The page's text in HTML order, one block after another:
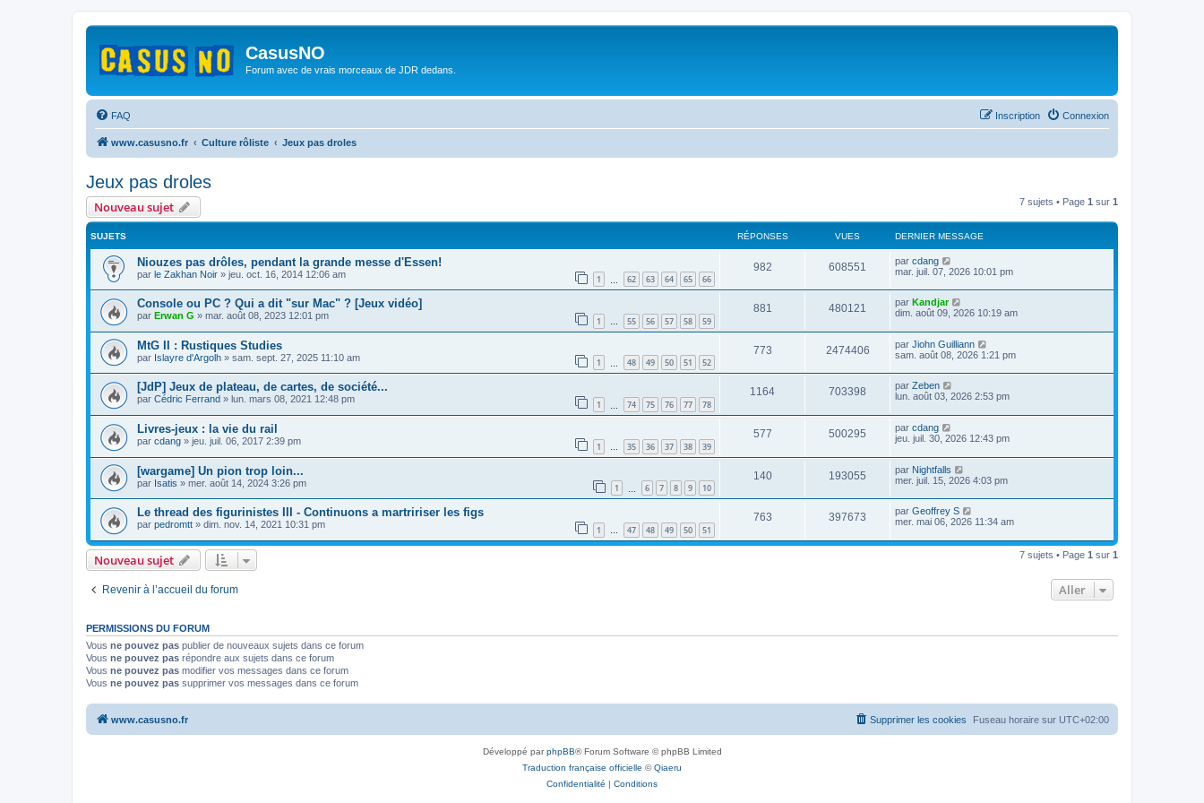
CasusNO
Forum avec de vrais morceaux de JDR dedans.
FAQ Connexion
Inscription
www.casusno.fr Culture rôliste Jeux pas droles
Jeux pas droles
Nouveau sujet 7 sujets • Page 1 sur 1
SUJETS RÉPONSES VUES DERNIER MESSAGE
Niouzes pas drôles, pendant la grande messe d'Essen!
par le Zakhan Noir » jeu. oct. 16, 2014 12:06 am 1 62 63 64 65 66
982 608551 par cdang
mar. juil. 07, 2026 10:01 pm
Console ou PC ? Qui a dit "sur Mac" ? [Jeux vidéo]
par Erwan G » mar. août 08, 2023 12:01 pm 1 … 55 56 57 58 59
881 480121 par Kandjar
dim. août 09, 2026 10:19 am
MtG II : Rustiques Studies
par Islayre d'Argolh » sam. sept. 27, 2025 11:10 am 1 48 49 50 51 52
773 2474406 par Jiohn Guilliann
sam. août 08, 2026 1:21 pm
[JdP] Jeux de plateau, de cartes, de société...
par Cédric Ferrand » lun. mars 08, 2021 12:48 pm 1 74 75 76 77 78
1164 703398 par Zeben
lun. août 03, 2026 2:53 pm
Livres-jeux : la vie du rail
par cdang » jeu. juil. 06, 2017 2:39 pm 1 … 35 36 37 38 39
577 500295 par cdang
jeu. juil. 30, 2026 12:43 pm
[wargame] Un pion trop loin...
par Isatis » mer. août 14, 2024 3:26 pm 1 6 7 8 9 10
140 193055 par Nightfalls
mer. juil. 15, 2026 4:03 pm
Le thread des figurinistes III - Continuons a martririser les figs
par pedromtt » dim. nov. 14, 2021 10:31 pm 1 … 47 48 49 50 51
763 397673 par Geoffrey S
mer. mai 06, 2026 11:34 am
Nouveau sujet 7 sujets • Page 1 sur 1
Revenir à l’accueil du forum Aller
PERMISSIONS DU FORUM
Vous ne pouvez pas publier de nouveaux sujets dans ce forum
Vous ne pouvez pas répondre aux sujets dans ce forum
Vous ne pouvez pas modifier vos messages dans ce forum
Vous ne pouvez pas supprimer vos messages dans ce forum
www.casusno.fr Fuseau horaire sur UTC+02:00
Supprimer les cookies
Développé parphpBB® Forum Software © phpBB Limited
Traduction française officielle ©Qiaeru
Confidentialité
Conditions